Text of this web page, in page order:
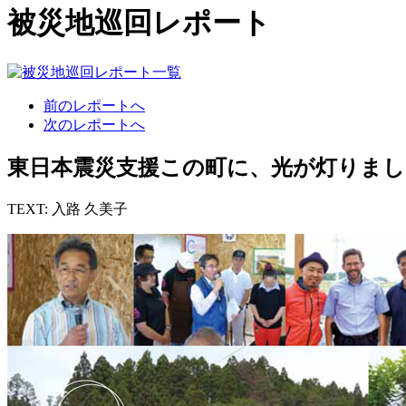
被災地巡回レポート
前のレポートへ
次のレポートへ
東日本震災支援この町に、光が灯りま
TEXT: 入路 久美子